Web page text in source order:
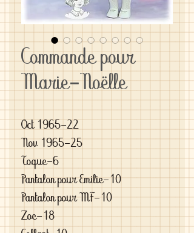
Commande pour
Marie-Noëlle
Oct 1965-22
Nov 1965-25
Toque-6
Pantalon pour Emilie-10
Pantalon pour MF-10
Zoe-18